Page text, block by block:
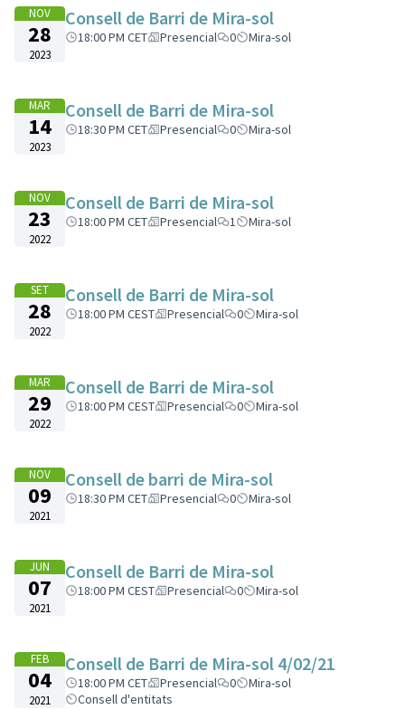
NOV
28
2023
Consell de Barri de Mira-sol
18:00 PM CET Presencial 0 Mira-sol
MAR
14
2023
Consell de Barri de Mira-sol
18:30 PM CET Presencial 0 Mira-sol
NOV
23
2022
Consell de Barri de Mira-sol
18:00 PM CET Presencial 1 Mira-sol
SET
28
2022
Consell de Barri de Mira-sol
18:00 PM CEST Presencial 0 Mira-sol
MAR
29
2022
Consell de Barri de Mira-sol
18:00 PM CEST Presencial 0 Mira-sol
NOV
09
2021
Consell de barri de Mira-sol
18:30 PM CET Presencial 0 Mira-sol
JUN
07
2021
Consell de Barri de Mira-sol
18:00 PM CEST Presencial 0 Mira-sol
FEB
04
2021
Consell de Barri de Mira-sol 4/02/21
18:00 PM CET Presencial 0
Mira-sol
Consell d'entitats